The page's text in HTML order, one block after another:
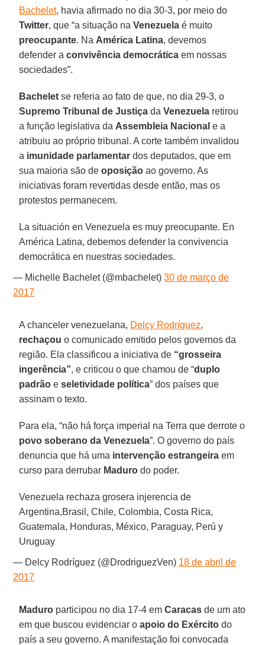
Bachelet, havia afirmado no dia 30-3, por meio do
Twitter, que “a situação naVenezuela é muito
preocupante. Na América Latina, devemos
defender aconvivência democrática em nossas
sociedades”.
Bachelet se referia ao fato de que, no dia 29-3, o
Supremo Tribunal de Justiça daVenezuela retirou
a função legislativa da Assembleia Nacional e a
atribuiu ao próprio tribunal. A corte também invalidou
a imunidade parlamentar dos deputados, que em
sua maioria são deoposição ao governo. As
iniciativas foram revertidas desde então, mas os
protestos permanecem.
La situación en Venezuela es muy preocupante. En
América Latina, debemos defender la convivencia
democrática en nuestras sociedades.
— Michelle Bachelet (@mbachelet)30 de março de
2017
A chanceler venezuelana, Delcy Rodríguez,
rechaçou o comunicado emitido pelos governos da
região. Ela classificou a iniciativa de “grosseira
ingerência”, e criticou o que chamou de “duplo
padrão eseletividade política” dos países que
assinam o texto.
Para ela, “não há força imperial na Terra que derrote o
povo soberano da Venezuela”. O governo do país
denuncia que há uma intervenção estrangeira em
curso para derrubar Maduro do poder.
Venezuela rechaza grosera injerencia de
Argentina,Brasil, Chile, Colombia, Costa Rica,
Guatemala, Honduras, México, Paraguay, Perú y
Uruguay
— Delcy Rodríguez (@DrodriguezVen) 18 de abril de
2017
Maduro participou no dia 17-4 emCaracas de um ato
em que buscou evidenciar oapoio do Exército do
país a seu governo. A manifestação foi convocada